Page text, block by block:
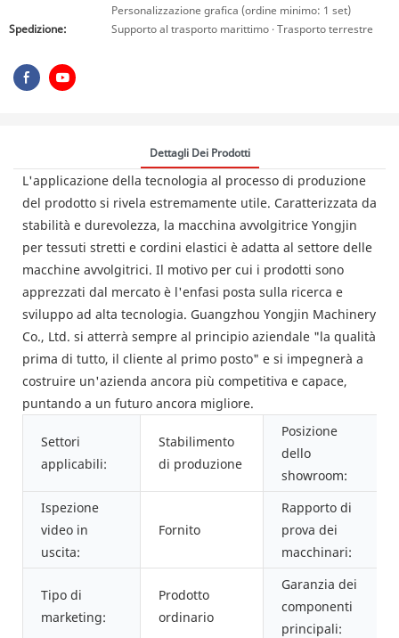
Personalizzazione grafica (ordine minimo: 1 set)
Spedizione:
Supporto al trasporto marittimo · Trasporto terrestre
Dettagli Dei Prodotti
L'applicazione della tecnologia al processo di produzione
del prodotto si rivela estremamente utile. Caratterizzata da
stabilità e durevolezza, la macchina avvolgitrice Yongjin
per tessuti stretti e cordini elastici è adatta al settore delle
macchine avvolgitrici. Il motivo per cui i prodotti sono
apprezzati dal mercato è l'enfasi posta sulla ricerca e
sviluppo ad alta tecnologia. Guangzhou Yongjin Machinery
Co., Ltd. si atterrà sempre al principio aziendale "la qualità
prima di tutto, il cliente al primo posto" e si impegnerà a
costruire un'azienda ancora più competitiva e capace,
puntando a un futuro ancora migliore.
Settori
applicabili:
Stabilimento
di produzione
Posizione
dello
showroom:
Ispezione
video in
uscita:
Fornito
Rapporto di
prova dei
macchinari:
Tipo di
marketing:
Prodotto
ordinario
Garanzia dei
componenti
principali: